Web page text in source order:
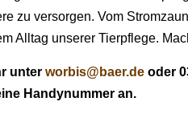
zu versorgen. Vom
Alltag unserer Tierpflege.
unter worbis@baer.de oder
Handynummer an.